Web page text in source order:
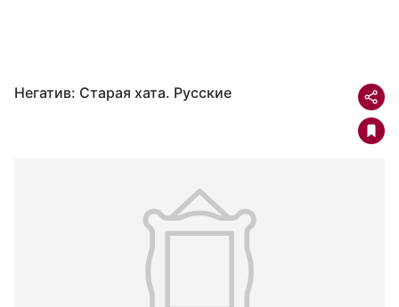
Негатив: Старая хата. Русские